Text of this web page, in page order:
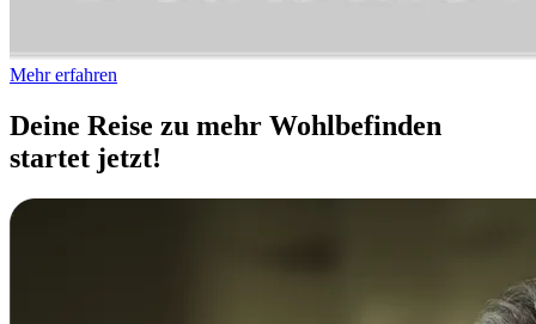
Mehr erfahren
Deine Reise zu mehr Wohlbefinden
startet jetzt!